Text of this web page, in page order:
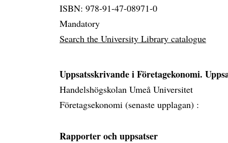
ISBN: 978-91-47-08971-0
Mandatory
Search the University Library catalogue
Uppsatsskrivande i Företagekonomi.
Handelshögskolan Umeå Universitet
Företagsekonomi (senaste upplagan) :
Rapporter och uppsatser